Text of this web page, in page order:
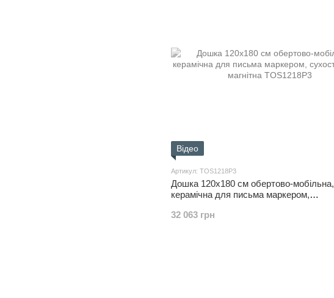
Відео
Артикул: TOS1218P3
Дошка 120x180 см обертово-мобільна,
керамічна для письма маркером,
32 063 грн